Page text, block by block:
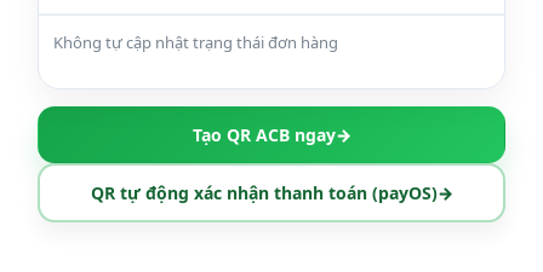
Không tự cập nhật trạng thái đơn hàng
Tạo QR ACB ngay→
QR tự động xác nhận thanh toán (payOS)→